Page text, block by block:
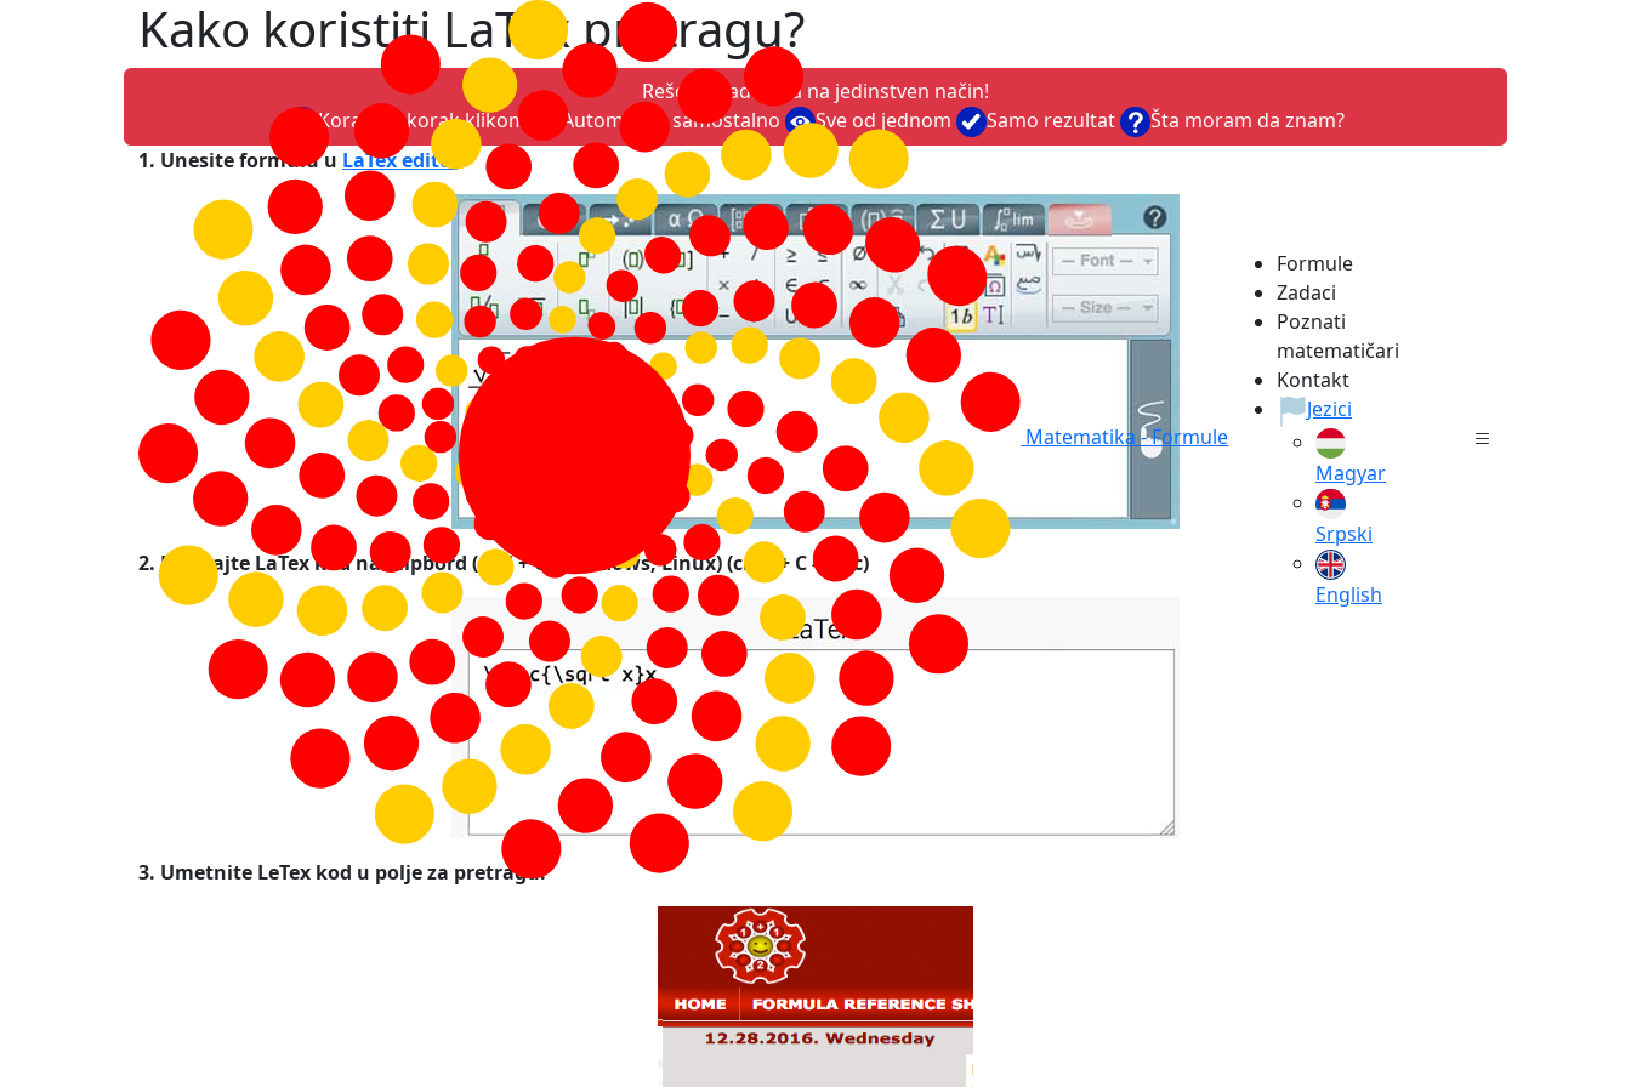
Matematika -Formule
Formule
Zadaci
Poznati
matematičari
Kontakt
Jezici
Magyar
Srpski
English
Kako koristiti LaTex pretragu?
Rešenje zadataka na jedinstven način!
Korak po korak klikom
Automatski samostalno Sve od jednom Samo rezultat
Šta moram da znam?
1. Unesite formulu u LaTex editor
2. Kopirajte LaTex kod na klipbord (Ctrl + C - Windows, Linux) (cmd + C - Mac)
3. Umetnite LeTex kod u polje za pretragu.